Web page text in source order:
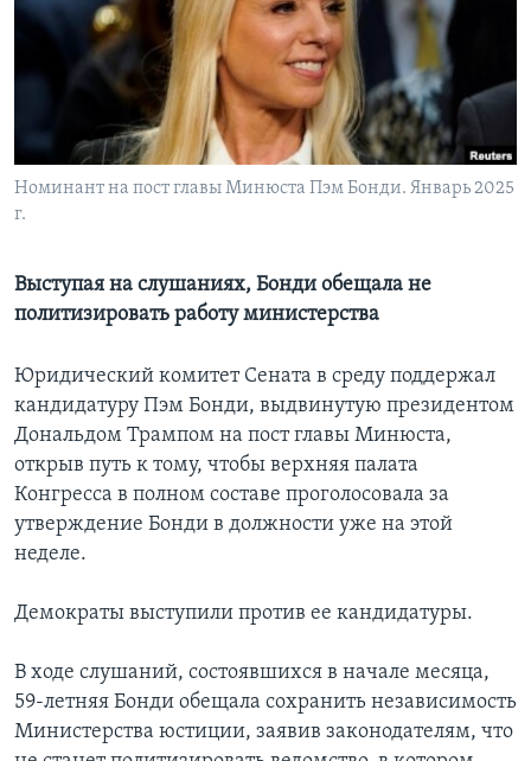
Learning English
СОЦИАЛЬНЫЕ СЕТИ
Номинант на пост главы Минюста Пэм Бонди. Январь 2025
г.
Выступая на слушаниях, Бонди обещала не
политизировать работу министерства
Юридический комитет Сената в среду поддержал
кандидатуру Пэм Бонди, выдвинутую президентом
Дональдом Трампом на пост главы Минюста,
открыв путь к тому, чтобы верхняя палата
Конгресса в полном составе проголосовала за
утверждение Бонди в должности уже на этой
неделе.
Демократы выступили против ее кандидатуры.
В ходе слушаний, состоявшихся в начале месяца,
59-летняя Бонди обещала сохранить независимость
Министерства юстиции, заявив законодателям, что